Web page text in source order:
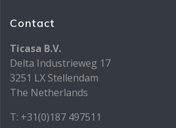
Contact
Ticasa B.V.
Delta Industrieweg 17
3251 LX Stellendam
The Netherlands
T: +31(0)187 497511